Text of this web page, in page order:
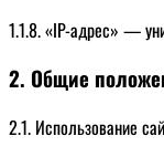
1.1.8. «IP-адрес» —
2. Общие
2.1. Использование